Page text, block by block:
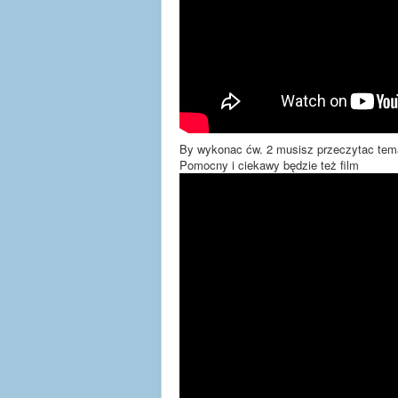
By wykonac ćw. 2 musisz przeczytac
Pomocny i ciekawy będzie też film